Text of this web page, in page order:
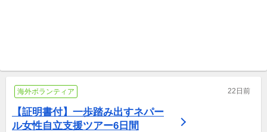
海外ボランティア 22日前
【証明書付】一歩踏み出すネパー
ル女性自立支援ツアー6日間